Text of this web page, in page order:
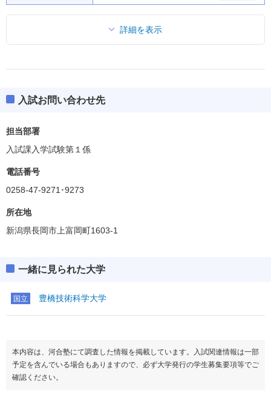
詳細を表示
入試お問い合わせ先
担当部署
入試課入学試験第１係
電話番号
0258-47-9271･9273
所在地
新潟県長岡市上富岡町1603-1
一緒に見られた大学
国立 豊橋技術科学大学
本内容は、河合塾にて調査した情報を掲載しています。入試関連情報は一部
予定を含んでいる場合もありますので、必ず大学発行の学生募集要項等でご
確認ください。